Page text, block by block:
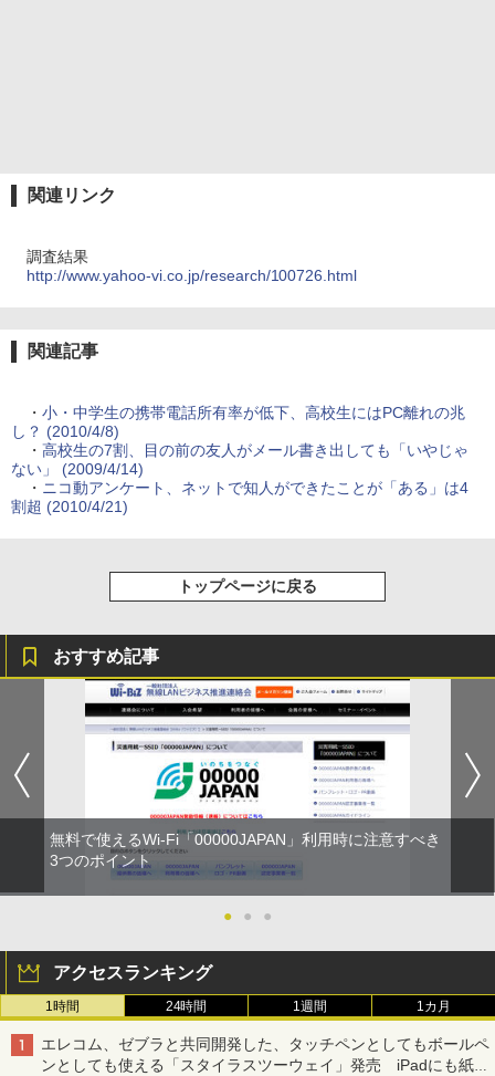
関連リンク
調査結果
http://www.yahoo-vi.co.jp/research/100726.html
関連記事
・ 小・中学生の携帯電話所有率が低下、高校生にはPC離れの兆
し？ (2010/4/8)
・ 高校生の7割、目の前の友人がメール書き出しても「いやじゃ
ない」 (2009/4/14)
・ ニコ動アンケート、ネットで知人ができたことが「ある」は4
割超 (2010/4/21)
トップページに戻る
おすすめ記事
無料で使えるWi-Fi「00000JAPAN」利用時に注意すべき
3つのポイント
● ● ●
アクセスランキング
1時間 24時間 1週間 1カ月
エレコム、ゼブラと共同開発した、タッチペンとしてもボールペ
ンとしても使える「スタイラスツーウェイ」発売 iPadにも紙に